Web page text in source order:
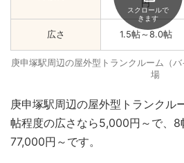
円
広さ 1.5帖～8.0帖
スクロールで
きます
庚申塚駅周辺の屋外型トランクルーム（
場
庚申塚駅周辺の屋外型トランクル
帖程度の広さなら5,000円～で、8
77,000円～です。